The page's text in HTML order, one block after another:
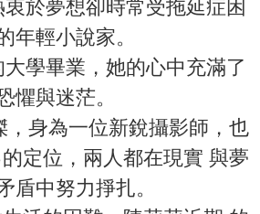
於夢想卻時常受拖延症困
年輕小說家。
學畢業，她的心中充滿了
懼與迷茫。
，身為一位新銳攝影師，也
定位，兩人都在現實 與夢
盾中努力掙扎。